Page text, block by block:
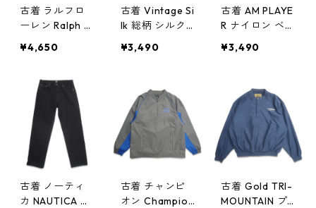
古着 ラルフロ
ーレン Ralph L
ウンシャツ 長
ポイント チェ
ック 表記：17 3
4/35 gd4038
94n w41105
¥4,650
古着 Vintage Si
lk 総柄 シルク
記：S gd403
¥3,490
古着 AM PLAYE
R ナイロン ベス
ュ 表記：XL g
¥3,490
古着 ノーティ
カ NAUTICA ブ
古着 チャンピ
オン Champion
古着 Gold TRI-
MOUNTAIN プ